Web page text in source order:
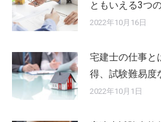
ともいえる3つ
2022年10月16日
宅建士の仕事と
得、試験難易度
2022年10月1日